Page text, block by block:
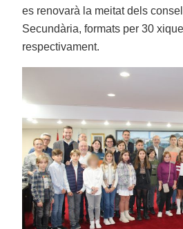
es renovarà la meitat dels
Secundària, formats per 30
respectivament.